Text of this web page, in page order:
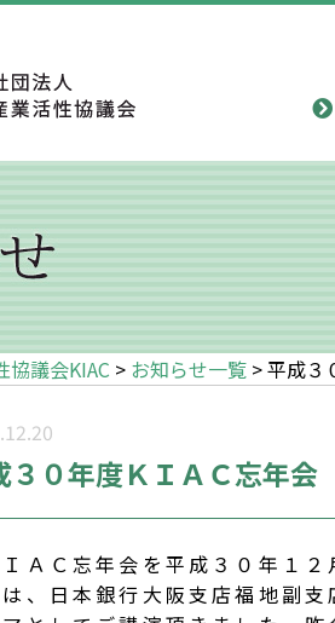
協議会KIAC > お知らせ一覧 >平成３
３０年度ＫＩＡＣ忘年会
ＡＣ忘年会を平成３０年１２
、日本銀行大阪支店福地副